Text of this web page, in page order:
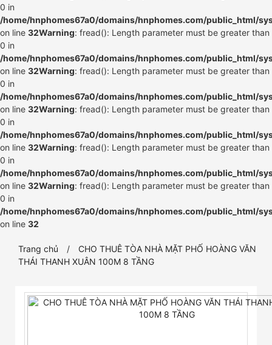
0 in
/home/hnphomes67a0/domains/hnphomes.com/public_html/
on line 32Warning: fread(): Length parameter must be greater than
0 in
/home/hnphomes67a0/domains/hnphomes.com/public_html/
on line 32Warning: fread(): Length parameter must be greater than
0 in
/home/hnphomes67a0/domains/hnphomes.com/public_html/
on line 32Warning: fread(): Length parameter must be greater than
0 in
/home/hnphomes67a0/domains/hnphomes.com/public_html/
on line 32Warning: fread(): Length parameter must be greater than
0 in
/home/hnphomes67a0/domains/hnphomes.com/public_html/
on line 32Warning: fread(): Length parameter must be greater than
0 in
/home/hnphomes67a0/domains/hnphomes.com/public_html/
on line 32
Trang chủ
CHO THUÊ TÒA NHÀ MẶT PHỐ HOÀNG VĂN
THÁI THANH XUÂN 100M 8 TẦNG